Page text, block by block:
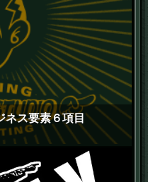
ネス要素６項目